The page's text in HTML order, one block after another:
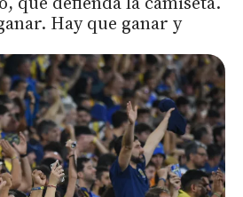
Hay que ganar y